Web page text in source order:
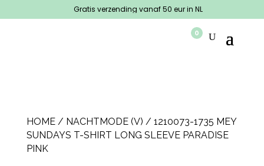
Gratis verzending vanaf 50 eur in NL
0
HOME/ NACHTMODE (V) / 1210073-1735 MEY
SUNDAYS T-SHIRT LONG SLEEVE PARADISE
PINK